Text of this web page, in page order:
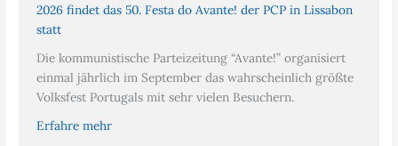
2026 findet das 50. Festa do Avante! der PCP in Lissabon
statt
Die kommunistische Parteizeitung “Avante!” organisiert
einmal jährlich im September das wahrscheinlich größte
Volksfest Portugals mit sehr vielen Besuchern.
Erfahre mehr